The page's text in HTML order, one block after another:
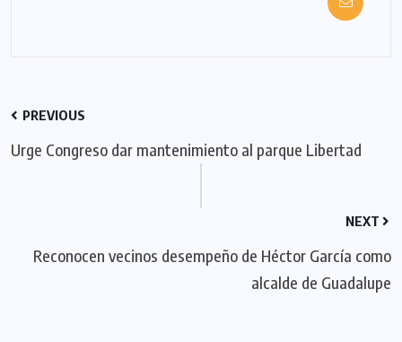
PREVIOUS
Urge Congreso dar mantenimiento al parque Libertad
NEXT
Reconocen vecinos desempeño de Héctor García como
alcalde de Guadalupe